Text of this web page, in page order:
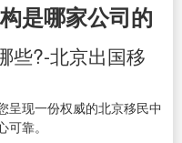
是哪家公司的
些?-北京出国移
呈现一份权威的北京移民中
靠。